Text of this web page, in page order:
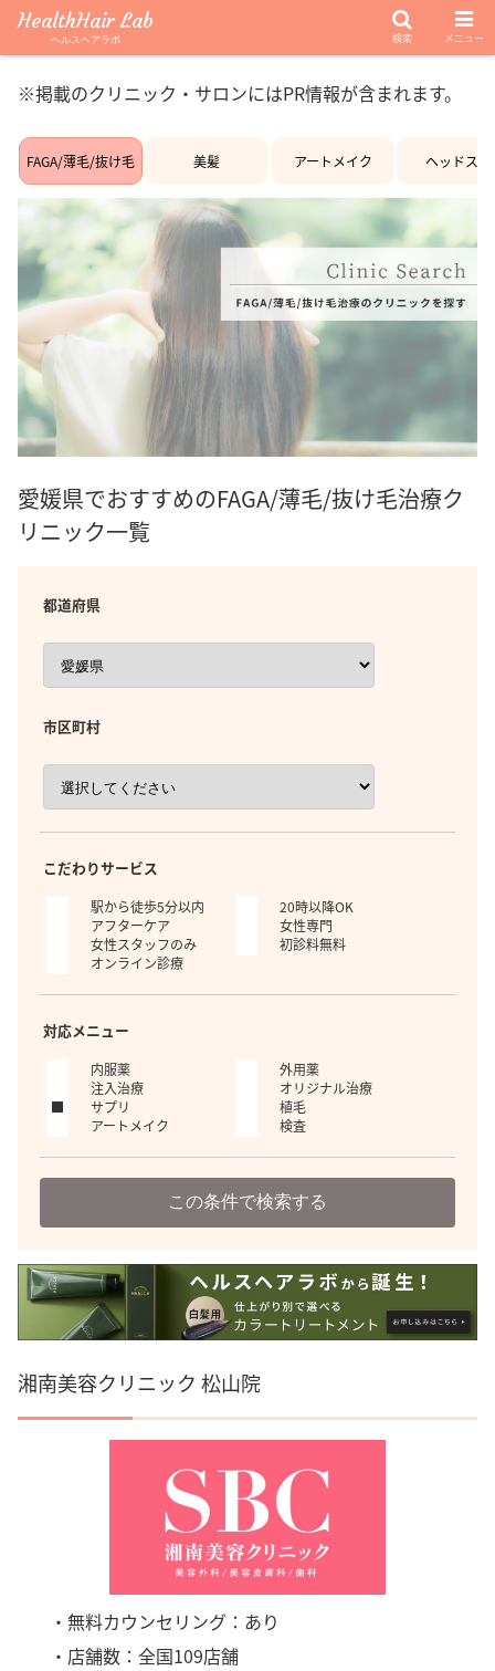
※掲載のクリニック・サロンにはPR情報が含まれます。
FAGA/薄毛/抜け毛 美髪 アートメイク ヘッドスパ
愛媛県でおすすめのFAGA/薄毛/抜け毛治療ク
リニック一覧
都道府県
市区町村
こだわりサービス
駅から徒歩5分以内
20時以降OK
アフターケア
女性専門
女性スタッフのみ
初診料無料
オンライン診療
対応メニュー
内服薬
外用薬
注入治療
オリジナル治療
サプリ
植毛
アートメイク
検査
この条件で検索する
湘南美容クリニック 松山院
・無料カウンセリング：あり
・店舗数：全国109店舗
HealthHair Lab
ヘルスヘアラボ 検索 メニュー